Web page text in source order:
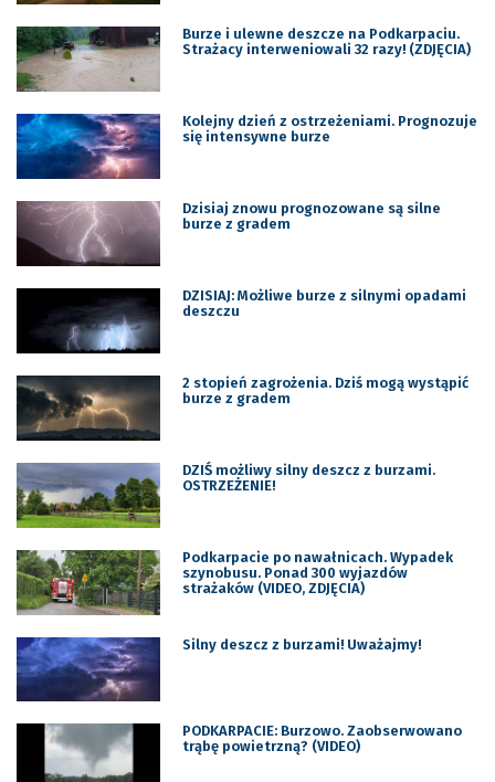
Burze i ulewne deszcze na Podkarpaciu.
Strażacy interweniowali 32 razy! (ZDJĘCIA)
Kolejny dzień z ostrzeżeniami. Prognozuje
się intensywne burze
Dzisiaj znowu prognozowane są silne
burze z gradem
DZISIAJ: Możliwe burze z silnymi opadami
deszczu
2 stopień zagrożenia. Dziś mogą wystąpić
burze z gradem
DZIŚ możliwy silny deszcz z burzami.
OSTRZEŻENIE!
Podkarpacie po nawałnicach. Wypadek
szynobusu. Ponad 300 wyjazdów
strażaków (VIDEO, ZDJĘCIA)
Silny deszcz z burzami! Uważajmy!
PODKARPACIE: Burzowo. Zaobserwowano
trąbę powietrzną? (VIDEO)